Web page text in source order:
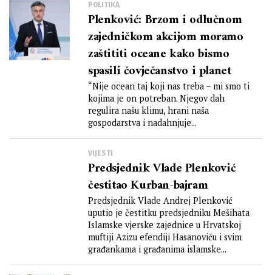
POLITIKA
Plenković: Brzom i odlučnom
zajedničkom akcijom moramo
zaštititi oceane kako bismo
spasili čovječanstvo i planet
“Nije ocean taj koji nas treba – mi smo ti
kojima je on potreban. Njegov dah
regulira našu klimu, hrani naša
gospodarstva i nadahnjuje...
VIJESTI
Predsjednik Vlade Plenković
čestitao Kurban-bajram
Predsjednik Vlade Andrej Plenković
uputio je čestitku predsjedniku Mešihata
Islamske vjerske zajednice u Hrvatskoj
muftiji Azizu efendiji Hasanoviću i svim
građankama i građanima islamske...